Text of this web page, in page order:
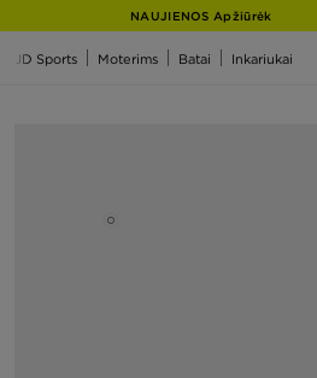
NAUJIENOS Apžiūrėk
JD Sports Moterims Batai Inkariukai